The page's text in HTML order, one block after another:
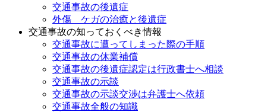
交通事故の後遺症
外傷 ケガの治癒と後遺症
交通事故の知っておくべき情報
交通事故に遭ってしまった際の手順
交通事故の休業補償
交通事故の後遺症認定は行政書士へ相談
交通事故の示談
交通事故の示談交渉は弁護士へ依頼
交通事故全般の知識